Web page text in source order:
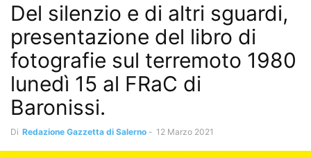
Del silenzio e di altri sguardi,
presentazione del libro di
fotografie sul terremoto 1980
lunedì 15 al FRaC di
Baronissi.
Di Redazione Gazzetta di Salerno - 12 Marzo 2021